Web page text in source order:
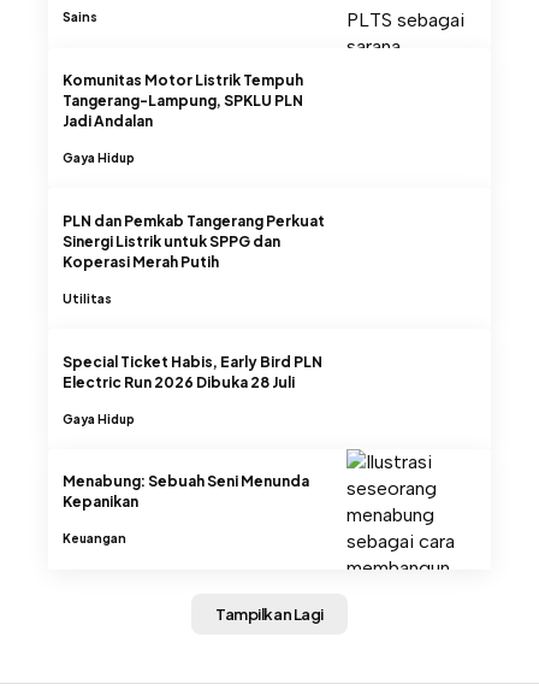
Sains
Komunitas Motor Listrik Tempuh
Tangerang-Lampung, SPKLU PLN
Jadi Andalan
Gaya Hidup
PLN dan Pemkab Tangerang Perkuat
Sinergi Listrik untuk SPPG dan
Koperasi Merah Putih
Utilitas
Special Ticket Habis, Early Bird PLN
Electric Run 2026 Dibuka 28 Juli
Gaya Hidup
Menabung: Sebuah Seni Menunda
Kepanikan
Keuangan
Tampilkan Lagi